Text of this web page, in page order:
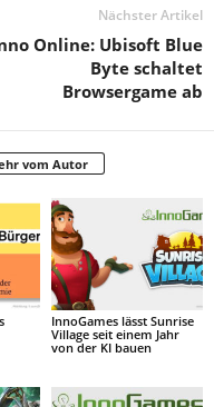
Nächster Artikel
Online: Ubisoft Blue
Byte schaltet
Browsergame ab
vom Autor
InnoGames lässt Sunrise
Village seit einem Jahr
von der KI bauen